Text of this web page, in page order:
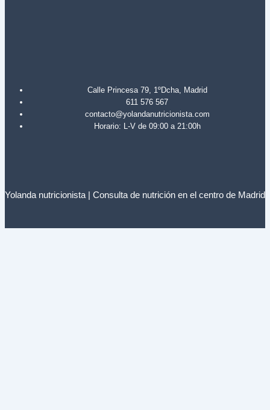
Calle Princesa 79, 1ºDcha, Madrid
611 576 567
contacto@yolandanutricionista.com
Horario: L-V de 09:00 a 21:00h
Yolanda nutricionista | Consulta de nutrición en el centro de Madrid